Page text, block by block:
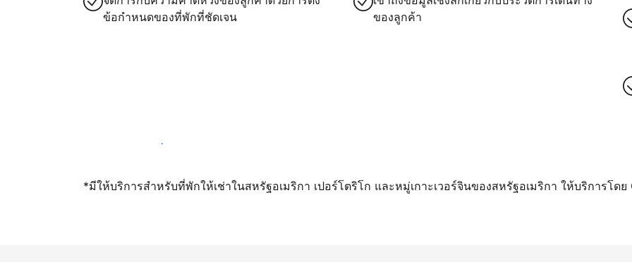
ข้อกำหนดของที่พักที่ชัดเจน
ของลูกค้า
เปิดให้จองผ่านเราตั้งแต่วันนี้
*มีให้บริการสำหรับที่พักให้เช่าในสหรัฐอเมริกา เปอร์โตริโก และหมู่เกาะเวอร์จินของสหรัฐอเมริกา ให้บริการโดย